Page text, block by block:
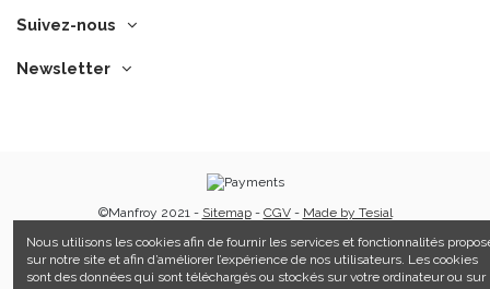
Suivez-nous
Newsletter
©Manfroy 2021 - Sitemap- CGV- Made by Tesial
Nous utilisons les cookies afin de fournir les services et fonctionnalités
sur notre site et afin d’améliorer l’expérience de nos utilisateurs. Les cookies
sont des données qui sont téléchargés ou stockés sur votre ordinateur ou sur